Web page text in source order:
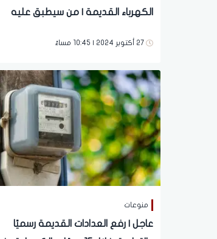
الكهرباء القديمة | من سيطبق عليه
27 أكتوبر 2024 | 10:45 مساءً
منوعات
عاجل | رفع العدادات القديمة رسميًا